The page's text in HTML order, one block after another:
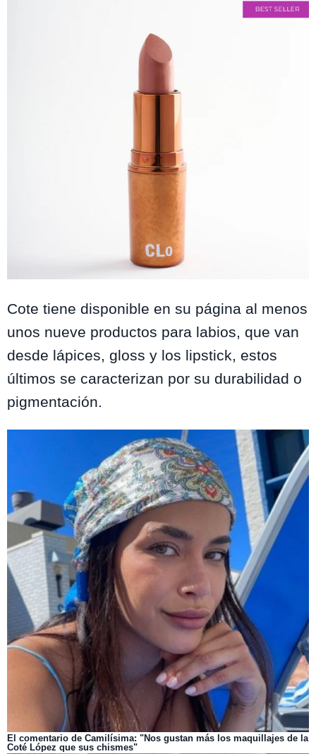
Cote tiene disponible en su página al menos
unos nueve productos para labios, que van
desde lápices, gloss y los lipstick, estos
últimos se caracterizan por su durabilidad o
pigmentación.
El comentario de Camilísima: "Nos gustan más los maquillajes de la
Coté López que sus chismes"